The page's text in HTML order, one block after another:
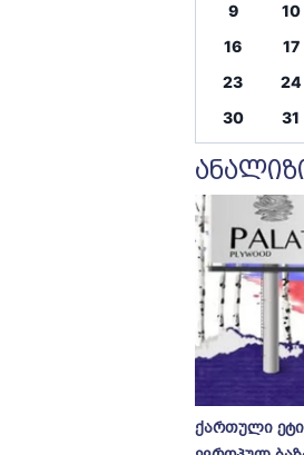
9
10
16
17
23
24
30
31
ქართული